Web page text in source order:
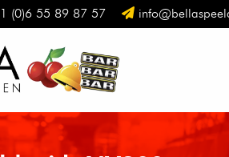
(0)6 55 89 87 57